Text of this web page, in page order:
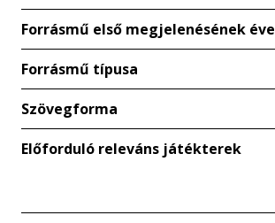
Forrásmű első megjelenésének éve
Forrásmű típusa
Szövegforma
Előforduló releváns játékterek